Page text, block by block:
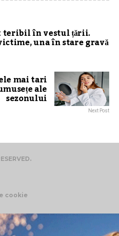
teribil în vestul țării.
una în stare gravă
mai tari
ale
sezonului
Next Post
cookie